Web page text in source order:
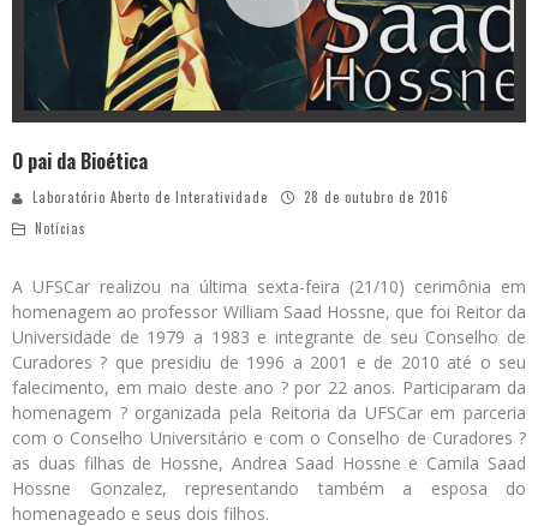
O pai da Bioética
Laboratório Aberto de Interatividade
28 de outubro de 2016
Notícias
A UFSCar realizou na última sexta-feira (21/10) cerimônia em
homenagem ao professor William Saad Hossne, que foi Reitor da
Universidade de 1979 a 1983 e integrante de seu Conselho de
Curadores ? que presidiu de 1996 a 2001 e de 2010 até o seu
falecimento, em maio deste ano ? por 22 anos. Participaram da
homenagem ? organizada pela Reitoria da UFSCar em parceria
com o Conselho Universitário e com o Conselho de Curadores ?
as duas filhas de Hossne, Andrea Saad Hossne e Camila Saad
Hossne Gonzalez, representando também a esposa do
homenageado e seus dois filhos.